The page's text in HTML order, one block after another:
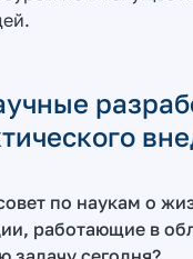
по наукам о
работающие в